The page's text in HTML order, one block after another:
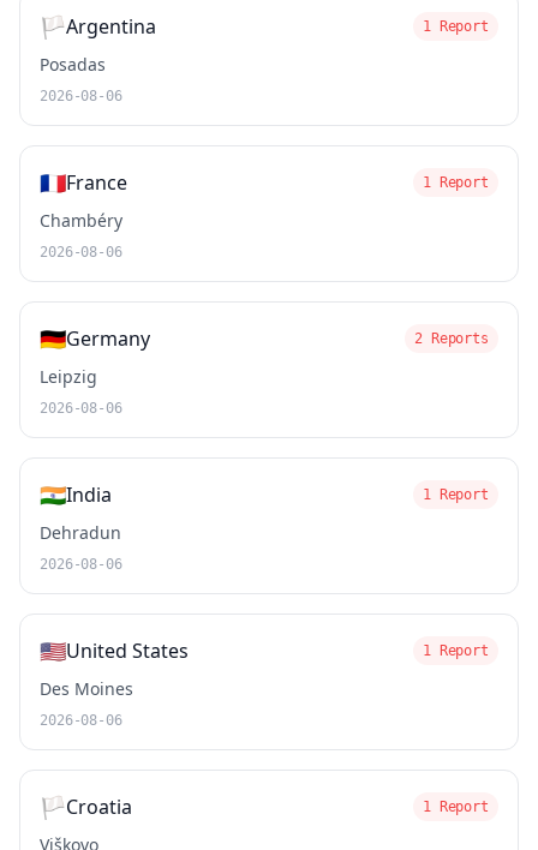
🏳️Argentina 1 Report
Posadas
2026-08-06
🇫🇷France 1 Report
Chambéry
2026-08-06
🇩🇪Germany 2 Reports
Leipzig
2026-08-06
🇮🇳India 1 Report
Dehradun
2026-08-06
🇺🇸United States 1 Report
Des Moines
2026-08-06
🏳️Croatia 1 Report
Viškovo